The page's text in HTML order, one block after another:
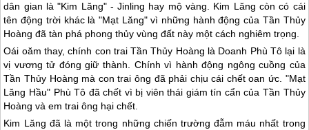
dân gian là "Kim Lăng" - Jinling hay mộ vàng. Kim Lăng còn có cái
tên động trời khác là "Mạt Lăng" vì những hành động của Tần Thủy
Hoàng đã tàn phá phong thủy vùng đất này một cách nghiêm trọng.
Oái oăm thay, chính con trai Tần Thủy Hoàng là Doanh Phù Tô lại là
vị vương tử đóng giữ thành. Chính vì hành động ngông cuồng của
Tần Thủy Hoàng mà con trai ông đã phải chịu cái chết oan ức. "Mạt
Lăng Hầu" Phù Tô đã chết vì bị viên thái giám tín cẩn của Tần Thủy
Hoàng và em trai ông hại chết.
Kim Lăng đã là một trong những chiến trường đẫm máu nhất trong